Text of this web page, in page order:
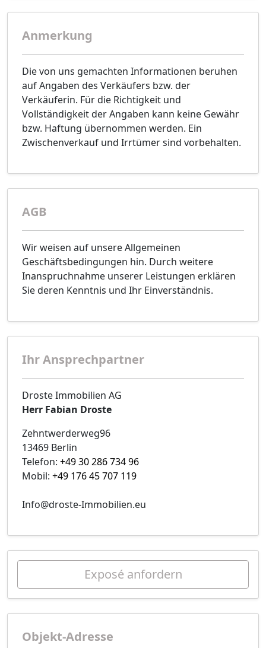
Anmerkung
Die von uns gemachten Informationen beruhen
auf Angaben des Verkäufers bzw. der
Verkäuferin. Für die Richtigkeit und
Vollständigkeit der Angaben kann keine Gewähr
bzw. Haftung übernommen werden. Ein
Zwischenverkauf und Irrtümer sind vorbehalten.
AGB
Wir weisen auf unsere Allgemeinen
Geschäftsbedingungen hin. Durch weitere
Inanspruchnahme unserer Leistungen erklären
Sie deren Kenntnis und Ihr Einverständnis.
Ihr Ansprechpartner
Droste Immobilien AG
Herr Fabian Droste
Zehntwerderweg96
13469 Berlin
Telefon: +49 30 286 734 96
Mobil: +49 176 45 707 119
Info@droste-Immobilien.eu
Exposé anfordern
Objekt-Adresse